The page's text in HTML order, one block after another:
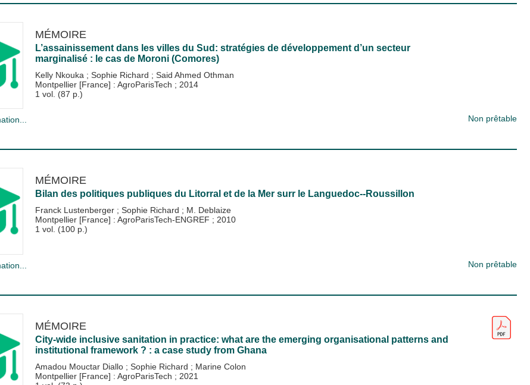
MÉMOIRE
L’assainissement dans les villes du Sud: stratégies de développement d’un secteur
marginalisé : le cas de Moroni (Comores)
Kelly Nkouka ; Sophie Richard ; Said Ahmed Othman
Montpellier [France] : AgroParisTech ; 2014
1 vol. (87 p.)
Non prêtable
MÉMOIRE
Bilan des politiques publiques du Litorral et de la Mer surr le Languedoc--Roussillon
Franck Lustenberger ; Sophie Richard ; M. Deblaize
Montpellier [France] : AgroParisTech-ENGREF ; 2010
1 vol. (100 p.)
Non prêtable
MÉMOIRE
City-wide inclusive sanitation in practice: what are the emerging organisational patterns and
institutional framework ? : a case study from Ghana
Amadou Mouctar Diallo ; Sophie Richard ; Marine Colon
Montpellier [France] : AgroParisTech ; 2021